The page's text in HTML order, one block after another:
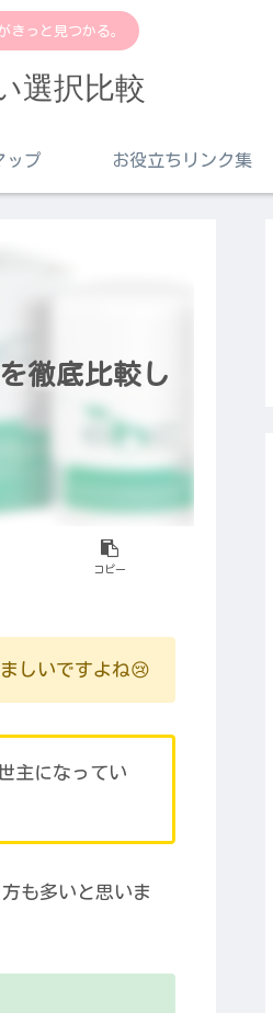
きっと見つかる。
選択比較
ップ お役立ちリンク集
徹底比較し
コピー
しいですよね😢
主になってい
も多いと思いま